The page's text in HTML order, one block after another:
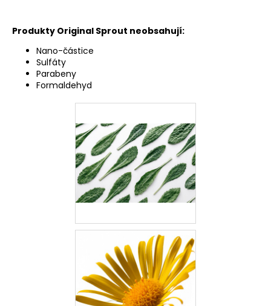
Produkty Original Sprout neobsahují:
Nano-částice
Sulfáty
Parabeny
Formaldehyd